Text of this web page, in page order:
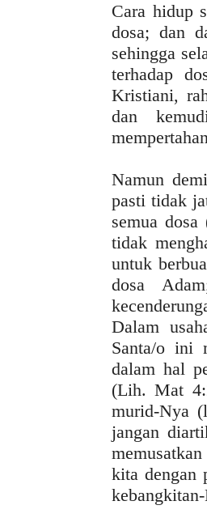
Cara hidup
dosa; dan
sehingga
terhadap
Kristiani,
dan
Namun
pasti tidak
semua
tidak
untuk
dosa
Dalam
Santa/o ini
dalam hal
(Lih. Mat
murid-Nya
jangan
kita dengan